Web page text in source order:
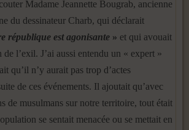
Madame Jeannette Bougrab, ancienne
du dessinateur Charb, qui déclarait
république est agonisante » et qui avouait
l’exil. J’ai aussi entendu un « expert »
qu’il n’y aurait pas trop d’actes
de ces événements. Il ajoutait qu’avec
de musulmans sur notre territoire, tout était
se sentait menacée ou se mettait en